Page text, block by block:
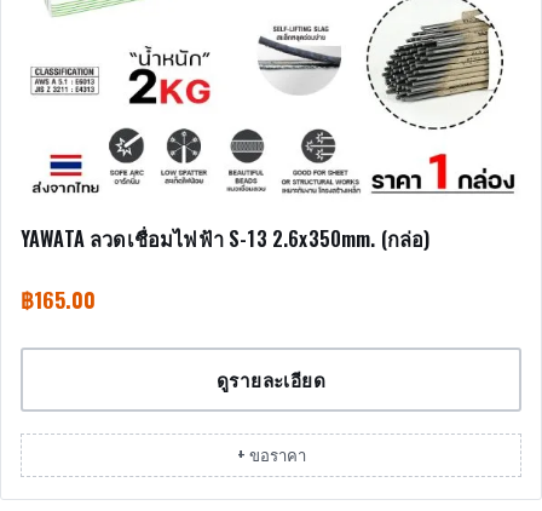
YAWATA ลวดเชื่อมไฟฟ้า S-13 2.6x350mm. (กล่อ)
฿165.00
ดูรายละเอียด
+ ขอราคา